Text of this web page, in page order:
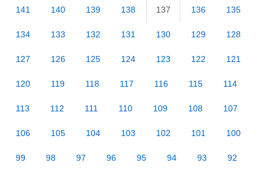
141 140 139 138 137 136 135
134 133 132 131 130 129 128
127 126 125 124 123 122 121
120 119 118 117 116 115 114
113 112 111 110 109 108 107
106 105 104 103 102 101 100
99 98 97 96 95 94 93 92